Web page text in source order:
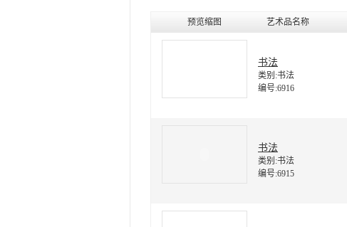
预览缩图 艺术品名称
书法
类别:书法
编号:6916
书法
类别:书法
编号:6915